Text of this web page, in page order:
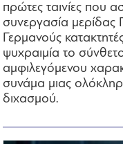
πρώτες ταινίες που
συνεργασία μερίδας
Γερμανούς
ψυχραιμία το
αμφιλεγόμενου
συνάμα μιας
διχασμού.